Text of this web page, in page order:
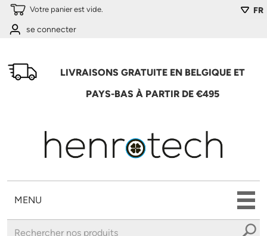
Aller au contenu principal FR
Votre panier est vide.
se connecter
LIVRAISONS GRATUITE EN BELGIQUE ET
PAYS-BAS À PARTIR DE €495
MENU